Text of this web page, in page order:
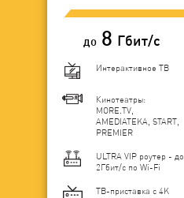
до 8 Гбит/с
Интерактивное ТВ
Кинотеатры:
MORE.TV,
AMEDIATEKA, START,
PREMIER
ULTRA VIP роутер - до
2Гбит/c по Wi-Fi
ТВ-приставка с 4K